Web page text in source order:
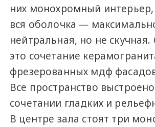
них монохромный
вся оболочка —
нейтральная, но не
это сочетание
фрезерованных мдф
Все пространство
сочетании гладких и
В центре зала стоят три